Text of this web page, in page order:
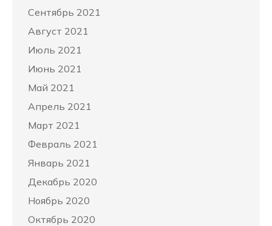
Сентябрь 2021
Август 2021
Июль 2021
Июнь 2021
Май 2021
Апрель 2021
Март 2021
Февраль 2021
Январь 2021
Декабрь 2020
Ноябрь 2020
Октябрь 2020